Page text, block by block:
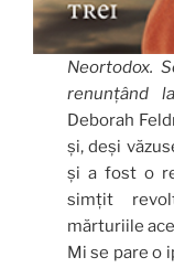
Neortodox.
renunțând
Deborah
și, deși
și a fost o
simțit
mărturiile
Mi se pare o